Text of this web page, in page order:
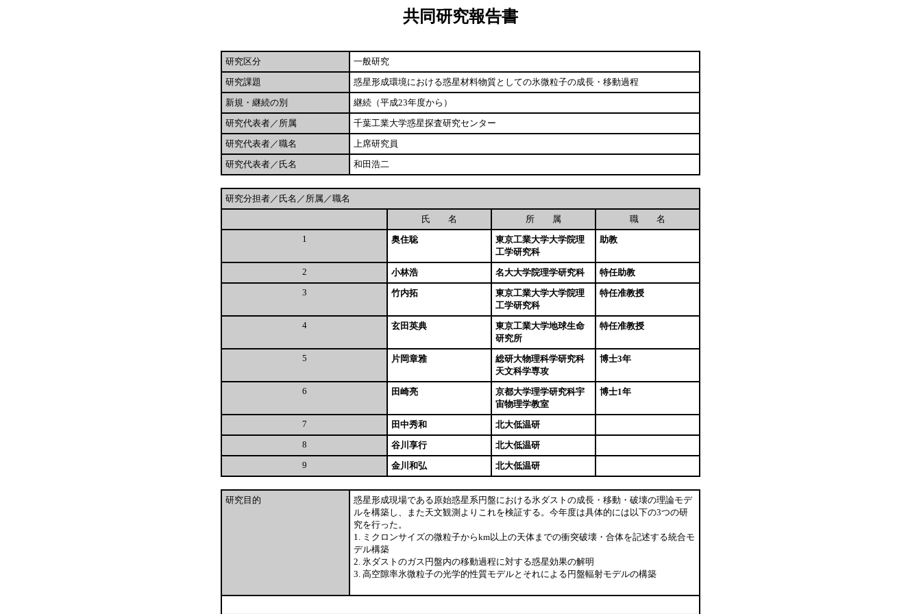
共同研究報告書
研究区分
一般研究
研究課題
惑星形成環境における惑星材料物質としての氷微粒子の成長・移動過程
新規・継続の別
継続（平成23年度から）
研究代表者／所属
千葉工業大学惑星探査研究センター
研究代表者／職名
上席研究員
研究代表者／氏名
和田浩二
研究分担者／氏名／所属／職名
氏 名
所 属
職 名
1
奥住聡
東京工業大学大学院理
工学研究科
助教
2 小林浩 名大大学院理学研究科
特任助教
3
竹内拓
東京工業大学大学院理
工学研究科
特任准教授
4 玄田英典
東京工業大学地球生命
研究所
特任准教授
5 片岡章雅
総研大物理科学研究科
天文科学専攻
博士3年
6 田崎亮
京都大学理学研究科宇
宙物理学教室
博士1年
7 田中秀和
北大低温研
8
谷川享行
北大低温研
9
金川和弘 北大低温研
研究目的
惑星形成現場である原始惑星系円盤における氷ダストの成長・移動・破壊の理論モデ
ルを構築し、また天文観測よりこれを検証する。今年度は具体的には以下の3つの研
究を行った。
1. ミクロンサイズの微粒子からkm以上の天体までの衝突破壊・合体を記述する統合モ
デル構築
2. 氷ダストのガス円盤内の移動過程に対する惑星効果の解明
3. 高空隙率氷微粒子の光学的性質モデルとそれによる円盤輻射モデルの構築